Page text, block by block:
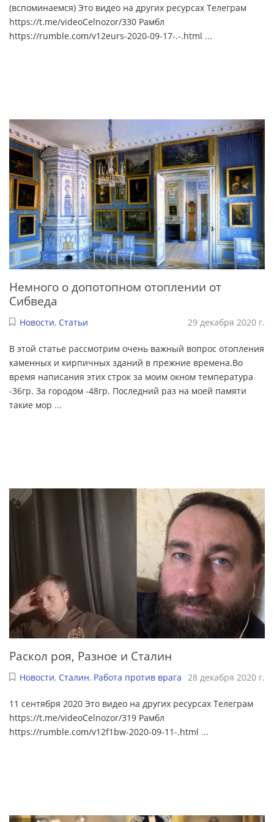
(вспоминаемся) Это видео на других ресурсах Телеграм
https://t.me/videoCelnozor/330 Рамбл
https://rumble.com/v12eurs-2020-09-17-.-.html ...
Немного о допотопном отоплении от
Сибведа
Новости, Статьи 29 декабря 2020 г.
В этой статье рассмотрим очень важный вопрос отопления
каменных и кирпичных зданий в прежние времена.Во
время написания этих строк за моим окном температура
-36гр. За городом -48гр. Последний раз на моей памяти
такие мор ...
Раскол роя, Разное и Сталин
Новости, Сталин, Работа против врага 28 декабря 2020 г.
11 сентября 2020 Это видео на других ресурсах Телеграм
https://t.me/videoCelnozor/319 Рамбл
https://rumble.com/v12f1bw-2020-09-11-.html ...